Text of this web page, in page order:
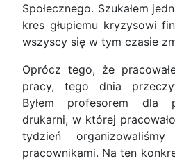
Społecznego. Szukałem
kres głupiemu kryzysowi
wszyscy się w tym czasie
Oprócz tego, że
pracy, tego dnia
Byłem profesorem dla
drukarni, w której
tydzień
pracownikami. Na ten